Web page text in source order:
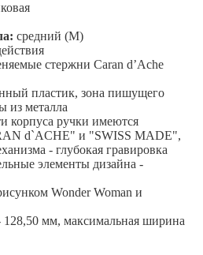
средний (M)
стержни Caran d’Ache
пластик, зона пишущего
из металла
корпуса ручки имеются
d`ACHE" и "SWISS MADE",
- глубокая гравировка
элементы дизайна -
Wonder Woman и
128,50 мм, максимальная ширина